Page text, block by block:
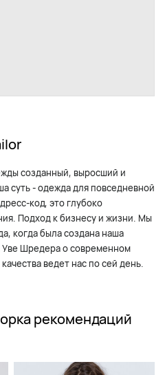
созданный, выросший и
суть - одежда для повседневной
код, это глубоко
Подход к бизнесу и жизни. Мы
когда была создана наша
Шредера о современном
ведет нас по сей день.
рекомендаций